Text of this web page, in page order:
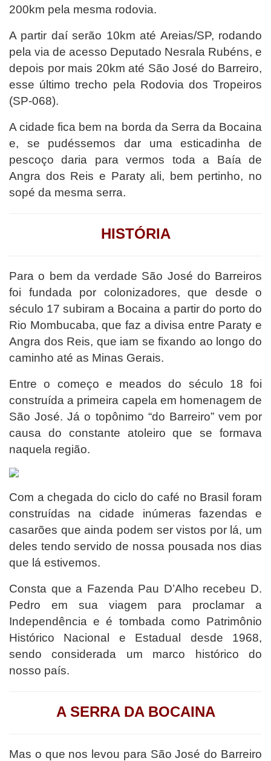
200km pela mesma rodovia.
A partir daí serão 10km até Areias/SP, rodando
pela via de acesso Deputado Nesrala Rubéns, e
depois por mais 20km até São José do Barreiro,
esse último trecho pela Rodovia dos Tropeiros
(SP-068).
A cidade fica bem na borda da Serra da Bocaina
e, se pudéssemos dar uma esticadinha de
pescoço daria para vermos toda a Baía de
Angra dos Reis e Paraty ali, bem pertinho, no
sopé da mesma serra.
HISTÓRIA
Para o bem da verdade São José do Barreiros
foi fundada por colonizadores, que desde o
século 17 subiram a Bocaina a partir do porto do
Rio Mombucaba, que faz a divisa entre Paraty e
Angra dos Reis, que iam se fixando ao longo do
caminho até as Minas Gerais.
Entre o começo e meados do século 18 foi
construída a primeira capela em homenagem de
São José. Já o topônimo “do Barreiro” vem por
causa do constante atoleiro que se formava
naquela região.
Com a chegada do ciclo do café no Brasil foram
construídas na cidade inúmeras fazendas e
casarões que ainda podem ser vistos por lá, um
deles tendo servido de nossa pousada nos dias
que lá estivemos.
Consta que a Fazenda Pau D’Alho recebeu D.
Pedro em sua viagem para proclamar a
Independência e é tombada como Patrimônio
Histórico Nacional e Estadual desde 1968,
sendo considerada um marco histórico do
nosso país.
A SERRA DA BOCAINA
Mas o que nos levou para São José do Barreiro